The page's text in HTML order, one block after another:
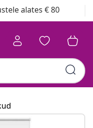
alates € 80